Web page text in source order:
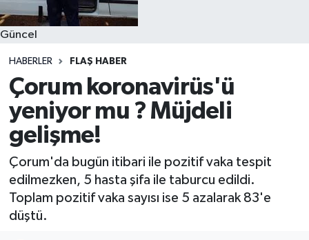
Güncel
HABERLER FLAŞ HABER
Çorum koronavirüs'ü
yeniyor mu ? Müjdeli
gelişme!
Çorum'da bugün itibari ile pozitif vaka tespit
edilmezken, 5 hasta şifa ile taburcu edildi.
Toplam pozitif vaka sayısı ise 5 azalarak 83'e
düştü.
Son Dakika Haberleri
Haber Arşivi